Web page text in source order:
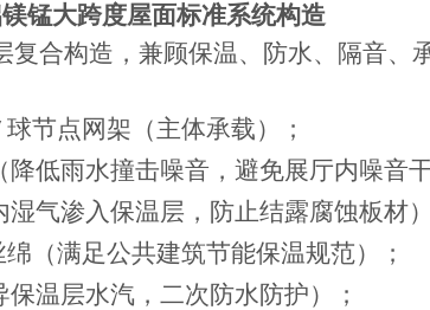
锰大跨度屋面标准系统构造
复合构造，兼顾保温、防水、隔音、
球节点网架（主体承载）；
降低雨水撞击噪音，避免展厅内噪音
气渗入保温层，防止结露腐蚀板材）
（满足公共建筑节能保温规范）；
温层水汽，二次防水防护）；